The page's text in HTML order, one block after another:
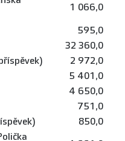
1 066,0
595,0
32 360,0
2 972,0
5 401,0
4 650,0
751,0
850,0